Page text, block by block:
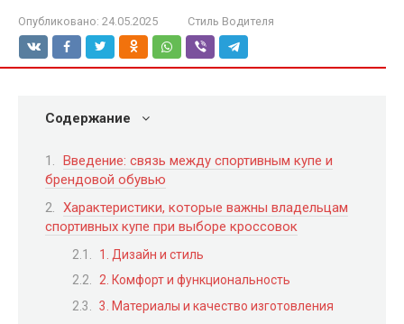
Опубликовано: 24.05.2025 Стиль Водителя
Содержание
Введение: связь между спортивным купе и
брендовой обувью
Характеристики, которые важны владельцам
спортивных купе при выборе кроссовок
1. Дизайн и стиль
2. Комфорт и функциональность
3. Материалы и качество изготовления